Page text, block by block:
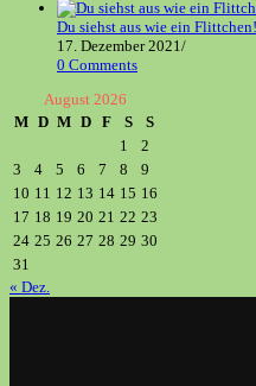
Du siehst aus wie ein
17. Dezember 2021/
0 Comments
August 2026
M D M D F S
S
1
2
3
4 5 6 7 8
9
10 11 12 13 14 15 16
17 18 19 20 21 22 23
24 25 26 27 28 29 30
31
« Dez.